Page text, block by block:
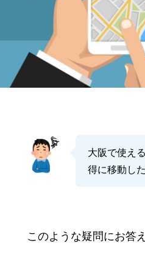
大阪で使え
得に移動し
このような疑問にお答